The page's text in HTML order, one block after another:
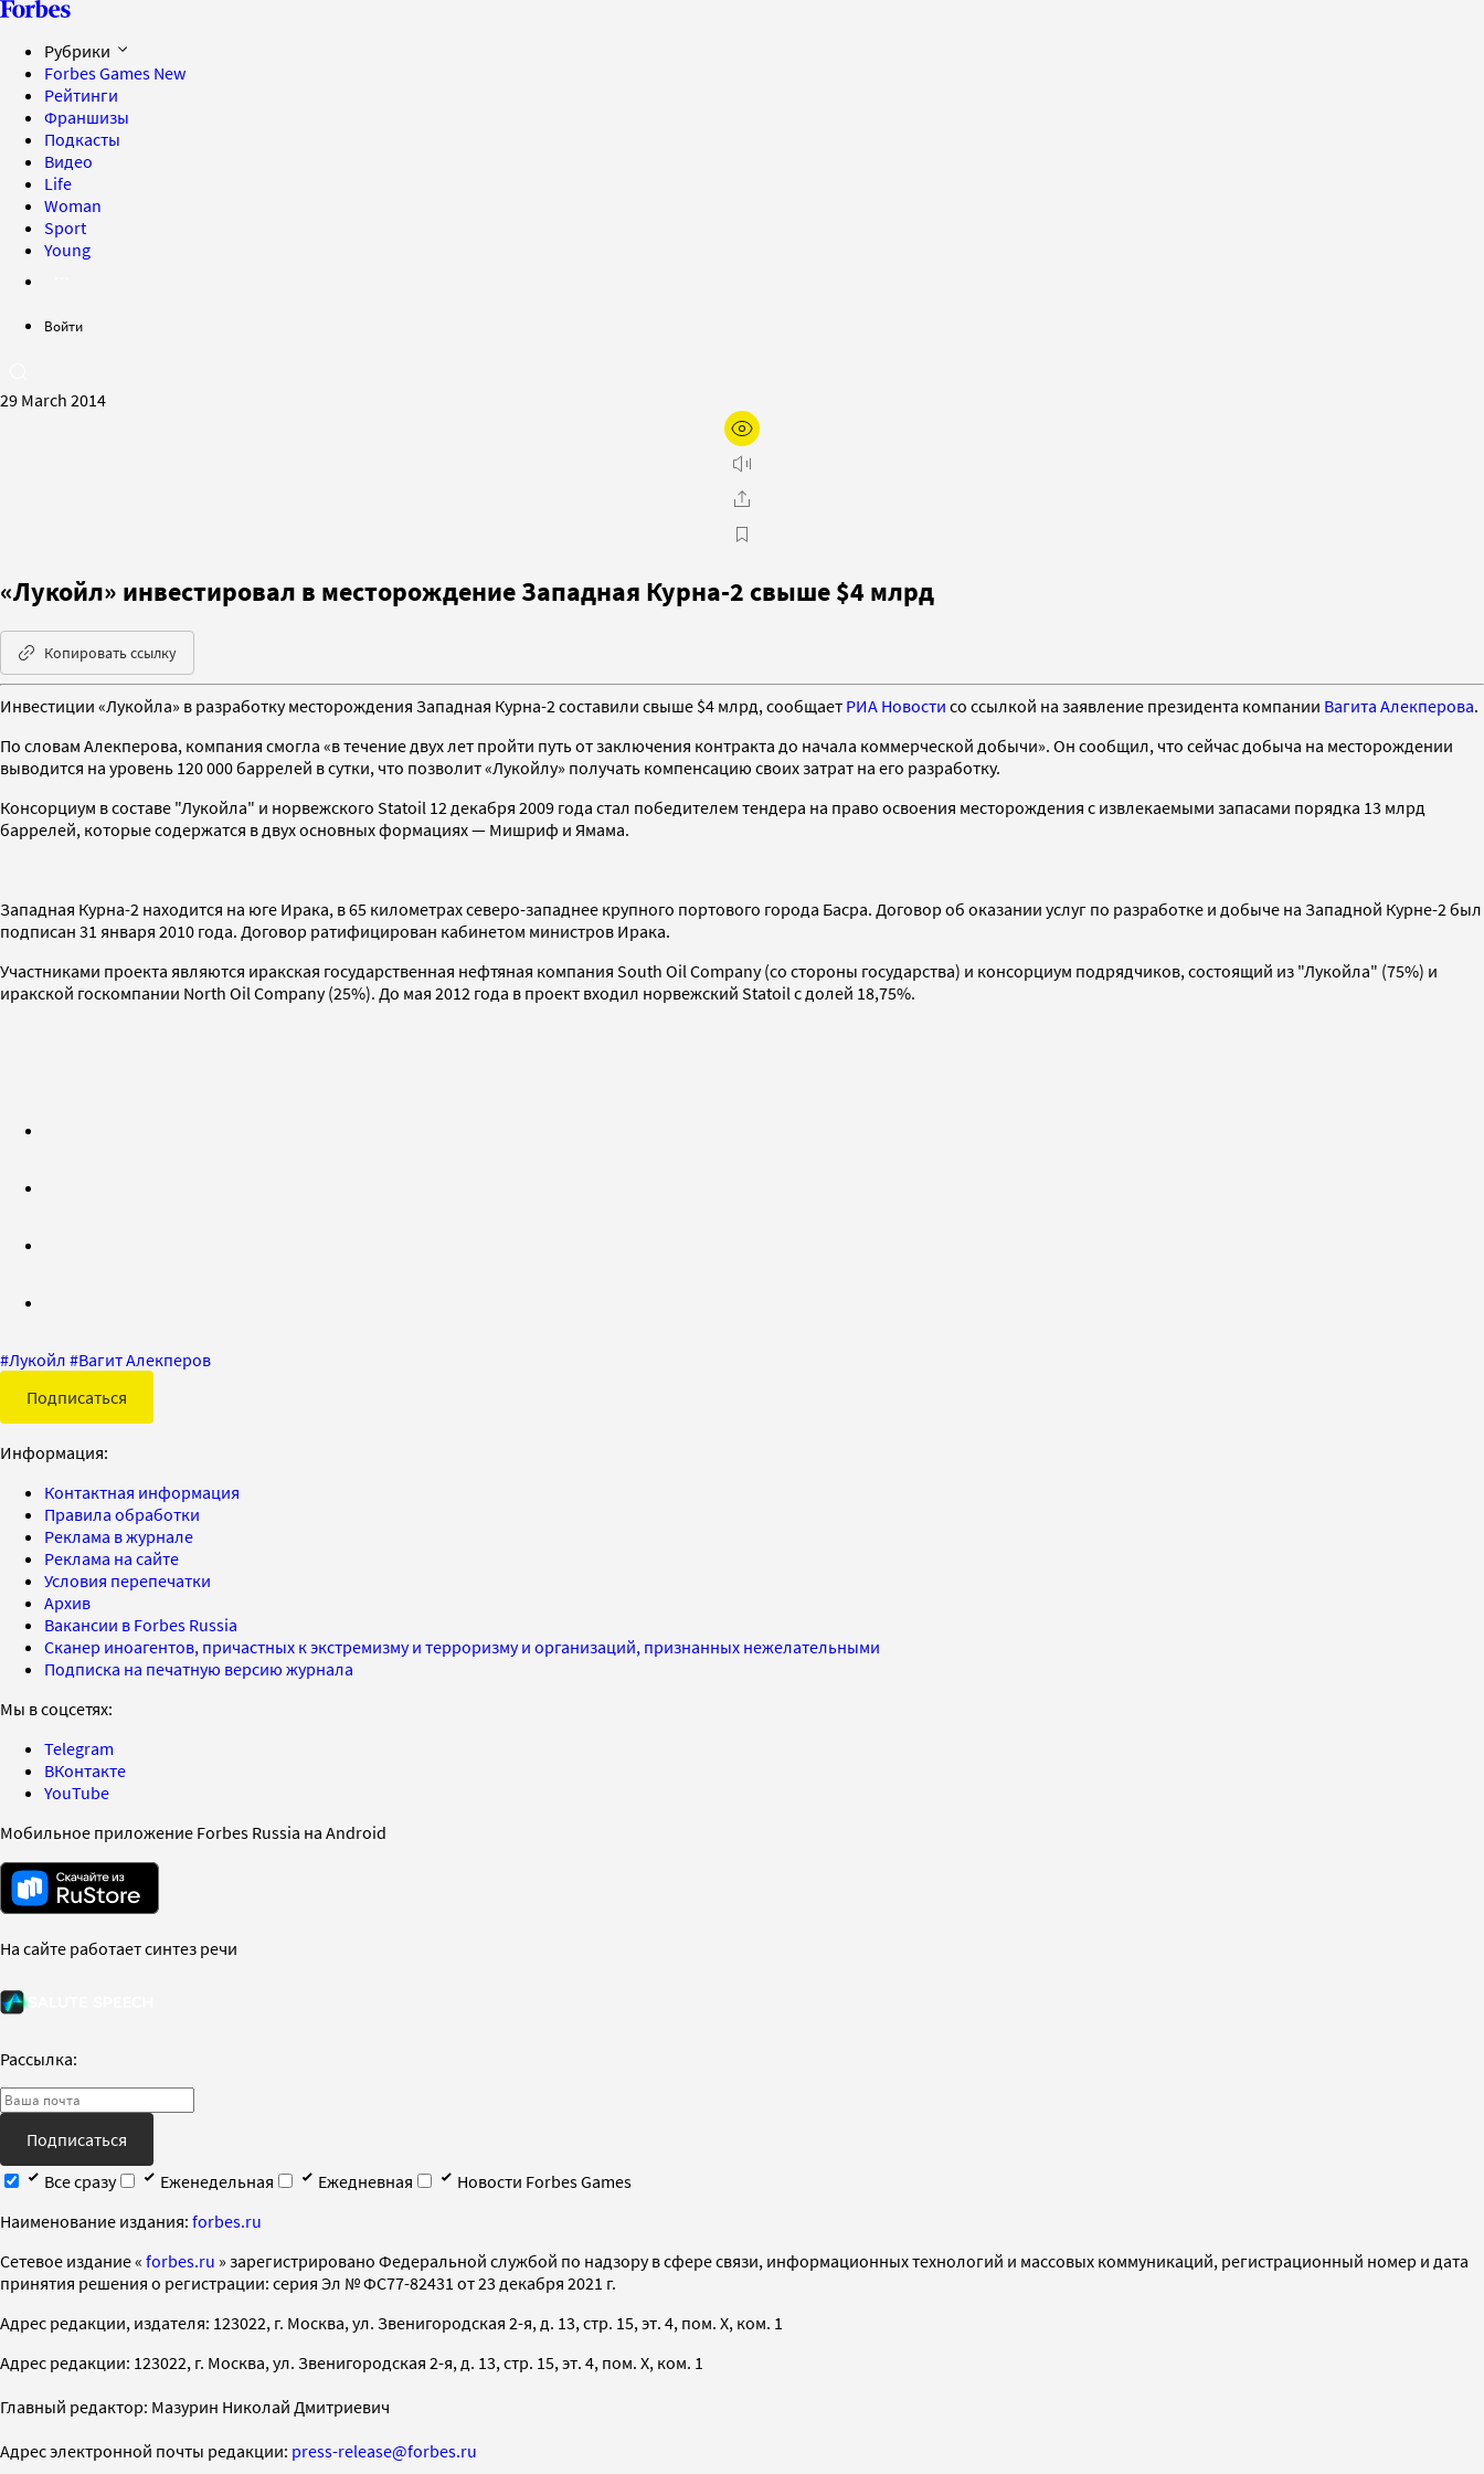
Рубрики
Forbes Games New
Рейтинги
Франшизы
Подкасты
Видео
Life
Woman
Sport
Young
Войти
29 March 2014
«Лукойл» инвестировал в месторождение Западная Курна-2 свыше $4 млрд
Копировать ссылку
Инвестиции «Лукойла» в разработку месторождения Западная Курна-2 составили свыше $4 млрд, сообщает РИА Новости со ссылкой на заявление президента компании Вагита Алекперова.
По словам Алекперова, компания смогла «в течение двух лет пройти путь от заключения контракта до начала коммерческой добычи». Он сообщил, что сейчас добыча на месторождении
выводится на уровень 120 000 баррелей в сутки, что позволит «Лукойлу» получать компенсацию своих затрат на его разработку.
Консорциум в составе "Лукойла" и норвежского Statoil 12 декабря 2009 года стал победителем тендера на право освоения месторождения с извлекаемыми запасами порядка 13 млрд
баррелей, которые содержатся в двух основных формациях — Мишриф и Ямама.
Западная Курна-2 находится на юге Ирака, в 65 километрах северо-западнее крупного портового города Басра. Договор об оказании услуг по разработке и добыче на Западной Курне-2 был
подписан 31 января 2010 года. Договор ратифицирован кабинетом министров Ирака.
Участниками проекта являются иракская государственная нефтяная компания South Oil Company (со стороны государства) и консорциум подрядчиков, состоящий из "Лукойла" (75%) и
иракской госкомпании North Oil Company (25%). До мая 2012 года в проект входил норвежский Statoil с долей 18,75%.
#Лукойл #Вагит Алекперов
Подписаться
Информация:
Контактная информация
Правила обработки
Реклама в журнале
Реклама на сайте
Условия перепечатки
Архив
Вакансии в Forbes Russia
Сканер иноагентов, причастных к экстремизму и терроризму и организаций, признанных нежелательными
Подписка на печатную версию журнала
Мы в соцсетях:
Telegram
ВКонтакте
YouTube
Мобильное приложение Forbes Russia на Android
На сайте работает синтез речи
Рассылка:
Подписаться
Все сразу
Еженедельная Ежедневная
Новости Forbes Games
Наименование издания: forbes.ru
Cетевое издание « forbes.ru » зарегистрировано Федеральной службой по надзору в сфере связи, информационных технологий и массовых коммуникаций, регистрационный номер и дата
принятия решения о регистрации: серия Эл № ФС77-82431 от 23 декабря 2021 г.
Адрес редакции, издателя: 123022, г. Москва, ул. Звенигородская 2-я, д. 13, стр. 15, эт. 4, пом. X, ком. 1
Адрес редакции: 123022, г. Москва, ул. Звенигородская 2-я, д. 13, стр. 15, эт. 4, пом. X, ком. 1
Главный редактор: Мазурин Николай Дмитриевич
Адрес электронной почты редакции: press-release@forbes.ru